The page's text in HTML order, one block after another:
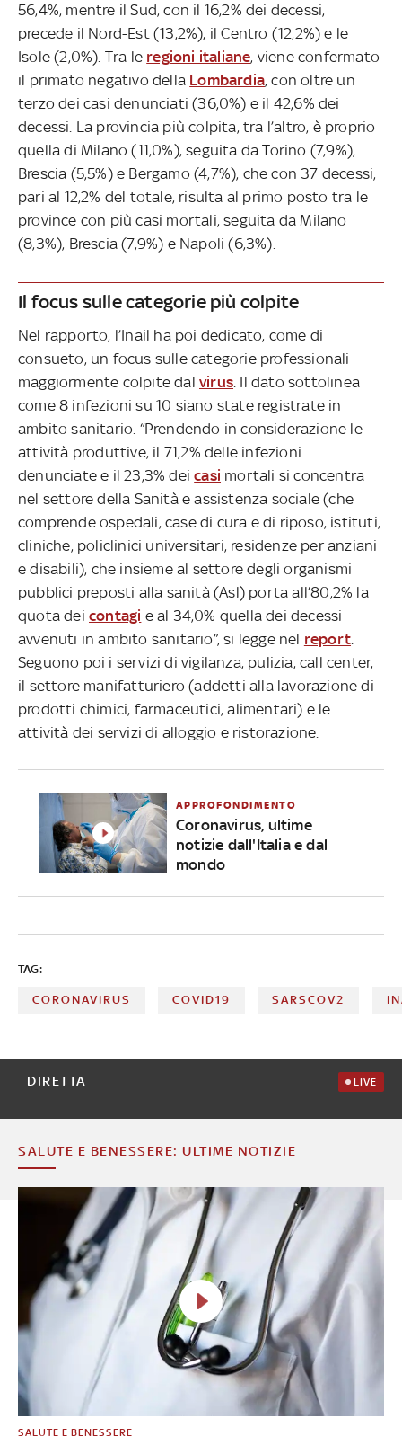
56,4%, mentre il Sud, con il 16,2% dei decessi,
precede il Nord-Est (13,2%), il Centro (12,2%) e le
Isole (2,0%). Tra le regioni italiane, viene confermato
il primato negativo della Lombardia, con oltre un
terzo dei casi denunciati (36,0%) e il 42,6% dei
decessi. La provincia più colpita, tra l’altro, è proprio
quella di Milano (11,0%), seguita da Torino (7,9%),
Brescia (5,5%) e Bergamo (4,7%), che con 37 decessi,
pari al 12,2% del totale, risulta al primo posto tra le
province con più casi mortali, seguita da Milano
(8,3%), Brescia (7,9%) e Napoli (6,3%).
Il focus sulle categorie più colpite
Nel rapporto, l’Inail ha poi dedicato, come di
consueto, un focus sulle categorie professionali
maggiormente colpite dal virus . Il dato sottolinea
come 8 infezioni su 10 siano state registrate in
ambito sanitario. “Prendendo in considerazione le
attività produttive, il 71,2% delle infezioni
denunciate e il 23,3% deicasi mortali si concentra
nel settore della Sanità e assistenza sociale (che
comprende ospedali, case di cura e di riposo, istituti,
cliniche, policlinici universitari, residenze per anziani
e disabili), che insieme al settore degli organismi
pubblici preposti alla sanità (Asl) porta all’80,2% la
quota dei contagi e al 34,0% quella dei decessi
avvenuti in ambito sanitario”, si legge nel report
Seguono poi i servizi di vigilanza, pulizia, call center,
il settore manifatturiero (addetti alla lavorazione di
prodotti chimici, farmaceutici, alimentari) e le
attività dei servizi di alloggio e ristorazione.
APPROFONDIMENTO
Coronavirus, ultime
notizie dall'Italia e dal
mondo
TAG:
CORONAVIRUS COVID19 SARSCOV2
DIRETTA LIVE
SALUTE E BENESSERE: ULTIME NOTIZIE
SALUTE E BENESSERE